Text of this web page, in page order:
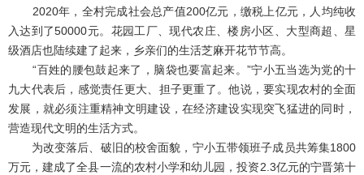
2020年，全村完成社会总产值200亿元，缴税上亿元，人均纯收
入达到了50000元。花园工厂、现代农庄、楼房小区、大型商超、星
级酒店也陆续建了起来，乡亲们的生活芝麻开花节节高。
“百姓的腰包鼓起来了，脑袋也要富起来。”宁小五当选为党的十
九大代表后，感觉责任更大、担子更重了。他说，要实现农村的全面
发展，就必须注重精神文明建设，在经济建设实现突飞猛进的同时，
营造现代文明的生活方式。
为改变落后、破旧的校舍面貌，宁小五带领班子成员共筹集1800
万元，建成了全县一流的农村小学和幼儿园，投资2.3亿元的宁晋第十